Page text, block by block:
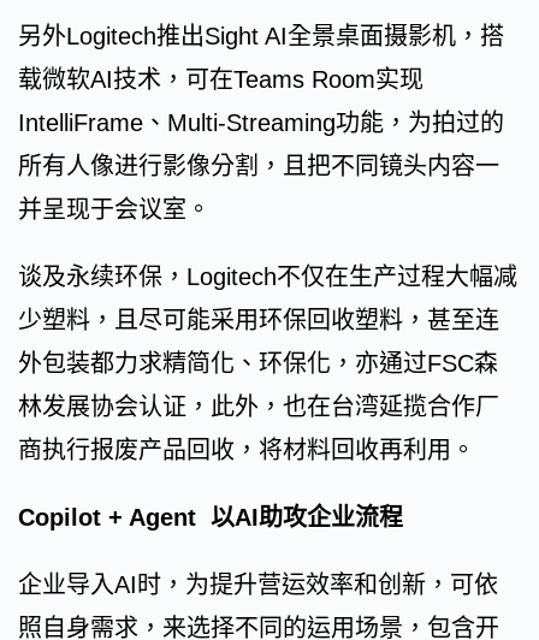
另外Logitech推出Sight AI全景桌面摄影机，搭
载微软AI技术，可在Teams Room实现
IntelliFrame、Multi-Streaming功能，为拍过的
所有人像进行影像分割，且把不同镜头内容一
并呈现于会议室。
谈及永续环保，Logitech不仅在生产过程大幅减
少塑料，且尽可能采用环保回收塑料，甚至连
外包装都力求精简化、环保化，亦通过FSC森
林发展协会认证，此外，也在台湾延揽合作厂
商执行报废产品回收，将材料回收再利用。
Copilot + Agent 以AI助攻企业流程
企业导入AI时，为提升营运效率和创新，可依
照自身需求，来选择不同的运用场景，包含开